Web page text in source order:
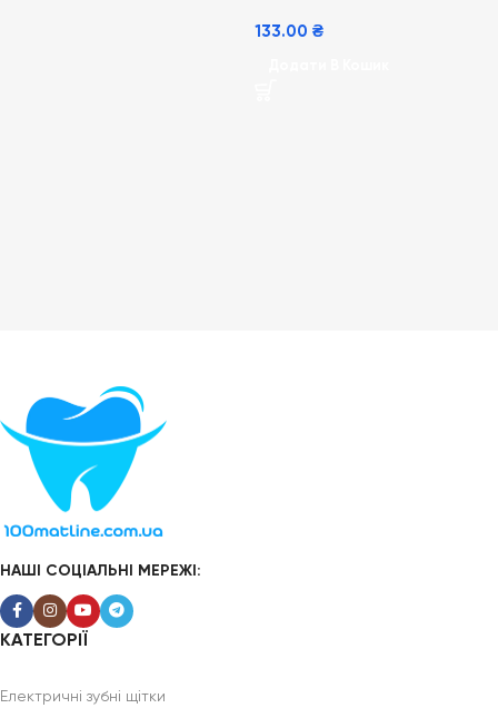
133.00 ₴
НАШІ СОЦІАЛЬНІ МЕРЕЖІ:
КАТЕГОРІЇ
Електричні зубні щітки